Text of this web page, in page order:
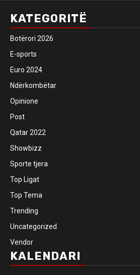
KATEGORITË
Botërori 2026
E-sports
Euro 2024
Ndërkombëtar
Opinione
Post
Qatar 2022
Showbizz
Sporte tjera
Top Ligat
Top Tema
Trending
Uncategorized
Vendor
KALENDARI